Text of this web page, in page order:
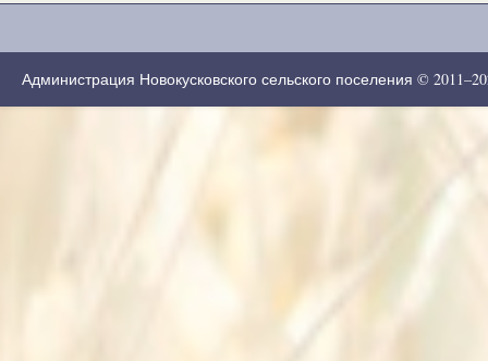
Администрация Новокусковского сельского поселения ©